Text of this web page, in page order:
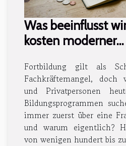
Was beeinflusst
kosten moderner
Fortbildung gilt als
Fachkräftemangel, doch
und Privatpersonen
Bildungsprogrammen
immer zuerst über eine
und warum eigentlich?
von wenigen hundert bis